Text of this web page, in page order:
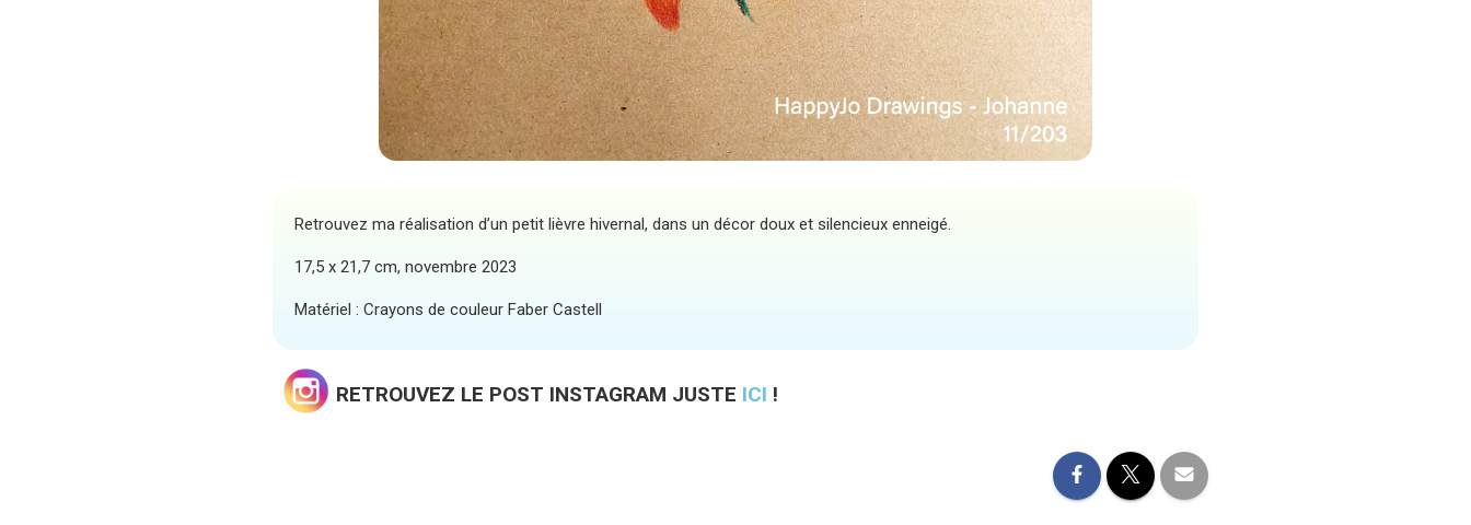
Retrouvez ma réalisation d’un petit lièvre hivernal, dans un décor doux et silencieux enneigé.
17,5 x 21,7 cm, novembre 2023
Matériel : Crayons de couleur Faber Castell
RETROUVEZ LE POST INSTAGRAM JUSTE ICI !